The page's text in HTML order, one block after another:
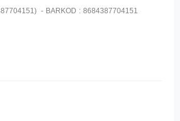
BARKOD : 8684387704151